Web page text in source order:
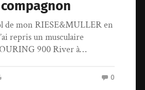
de mon RIESE&MULLER en
repris un musculaire
900 River à…
0